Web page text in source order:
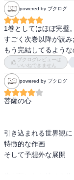
powered by ブクログ
1巻としてはほぼ完璧。
すごく次巻以降が読み
もう完結してるよう
ブクログレビューは
いいねできません
powered by ブクログ
菩薩の心
引き込まれる世界観に
特徴的な作画
そして予想外な展開